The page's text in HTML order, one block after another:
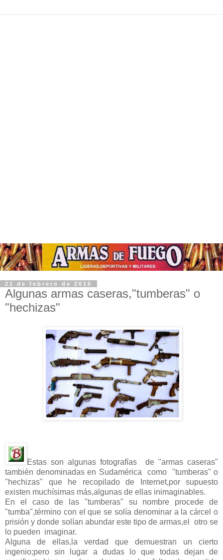
21 de febrero de 2015
Algunas armas caseras,"tumberas" o
"hechizas"
Estas son algunas fotografías de "armas caseras"
también denominadas en Sudamérica como "tumberas" o
"hechizas" que he recopilado de Internet,por supuesto
existen muchísimas más,algunas de ellas inimaginables.
En el caso de las "tumberas" su nombre procede de
"tumba",término con el que se solía denominar a la cárcel o
prisión y donde solían abundar este tipo de armas,el otro se
lo pueden imaginar.
Alguna de ellas,la verdad que demuestran un cierto
ingenio;pero sin lugar a dudas lo que todas dejan de